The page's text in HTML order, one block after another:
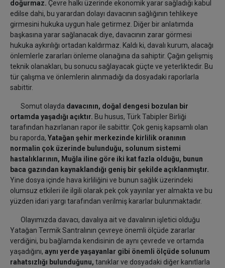
doğurmaz. Çevre halkı üzerinde ekonomik yarar sağladığı kabul
edilse dahi, bu yarardan dolayı davacının sağlığının tehlikeye
girmesini hukuka uygun hale getirmez. Diğer bir anlatımda
başkasına yarar sağlanacak diye, davacının zarar görmesi
hukuka aykırılığı ortadan kaldırmaz. Kaldı ki, davalı kurum, alacağı
önlemlerle zararları önleme olanağına da sahiptir. Çağın gelişmiş
teknik olanakları, bu sonucu sağlayacak güçte ve yeterliktedir. Bu
tür çalışma ve önlemlerin alınmadığı da dosyadaki raporlarla
sabittir.
Somut olayda davacının, doğal dengesi bozulan bir
ortamda yaşadığı açıktır. Bu husus, Türk Tabipler Birliği
tarafından hazırlanan rapor ile sabittir. Çok geniş kapsamlı olan
bu raporda, Yatağan şehir merkezinde kirlilik oranının
normalin çok üzerinde bulunduğu, solunum sistemi
hastalıklarının, Muğla iline göre iki kat fazla olduğu, bunun
baca gazından kaynaklandığı geniş bir şekilde açıklanmıştır.
Yine dosya içinde hava kirliliğini ve bunun sağlık üzerindeki
olumsuz etkileri ile ilgili olarak pek çok yayınlar yer almakta ve bu
yüzden idari yargı tarafından verilmiş kararlar bulunmaktadır.
Olayımızda davacı, davalıya ait ve davalının işletici olduğu
Yatağan Termik Santralının çevreye önemli ölçüde zararlar
verdiğini, bu bağlamda kendisinin de aynı çevrede ve ortamda
yaşadığını, aynı yerde yaşayanlar gibi önemli ölçüde solunum
rahatsızlığı bulunduğunu, tanıklar ve dosyadaki diğer kanıtlarla